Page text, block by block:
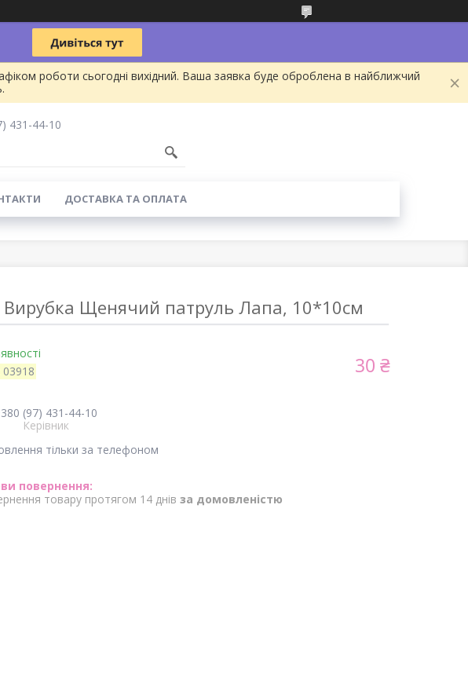
роботи сьогодні вихідний. Ваша заявка буде оброблена в найближчий
431-44-10
ДОСТАВКА ТА ОПЛАТА
Вирубка Щенячий патруль Лапа, 10*10см
03918 30 ₴
(97) 431-44-10
Керівник
тільки за телефоном
товару протягом 14 днів за домовленістю